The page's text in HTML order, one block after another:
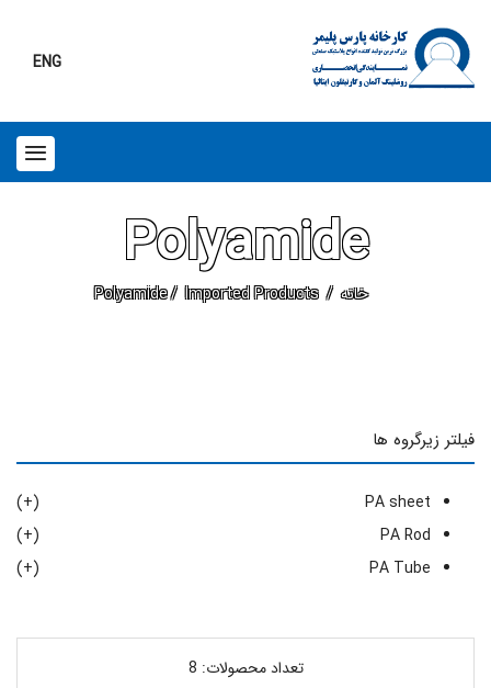
ENG
Polyamide
خانه Imported Products
Polyamide
فیلتر زیرگروه ها
PA sheet
(+)
PA Rod
(+)
PA Tube
(+)
تعداد محصولات: 8